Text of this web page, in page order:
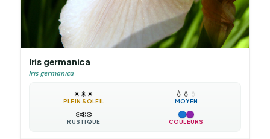
Iris germanica
Iris germanica
☀️☀️☀️
PLEIN SOLEIL
💧 💧 💧
MOYEN
❄️❄️❄️
RUSTIQUE COULEURS